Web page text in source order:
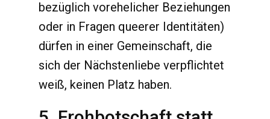
bezüglich vorehelicher Beziehungen
oder in Fragen queerer Identitäten)
dürfen in einer Gemeinschaft, die
sich der Nächstenliebe verpflichtet
weiß, keinen Platz haben.